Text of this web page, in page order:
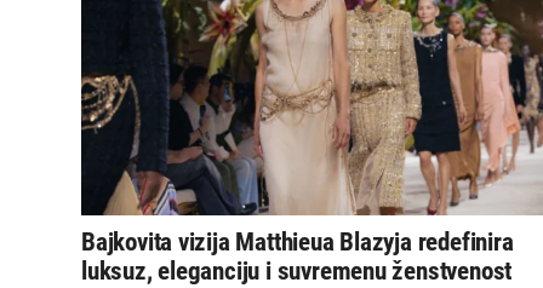
Bajkovita vizija Matthieua Blazyja redefinira
luksuz, eleganciju i suvremenu ženstvenost